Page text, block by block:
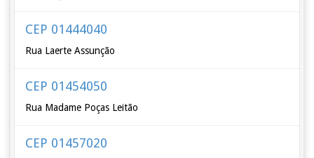
CEP 01444040
Rua Laerte Assunção
CEP 01454050
Rua Madame Poças Leitão
CEP 01457020